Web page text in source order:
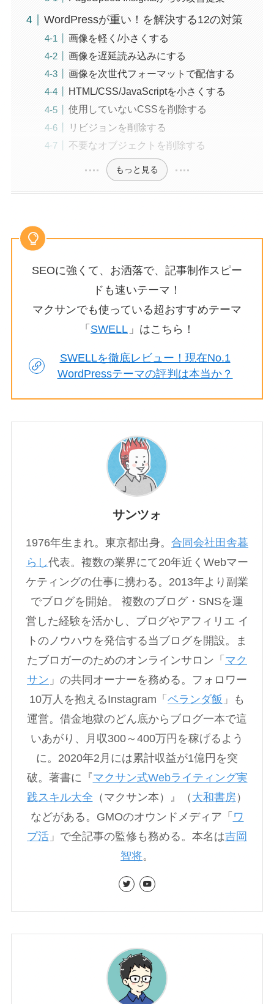
WordPressが重い！を解決する12の対策
画像を軽く/小さくする
画像を遅延読み込みにする
画像を次世代フォーマットで配信する
HTML/CSS/JavaScriptを小さくする
使用していないCSSを削除する
リビジョンを削除する
不要なオブジェクトを削除する
もっと見る
SEOに強くて、お洒落で、記事制作スピー
ドも速いテーマ！
マクサンでも使っている超おすすめテーマ
「 SWELL 」はこちら！
SWELLを徹底レビュー！現在No.1
WordPressテーマの評判は本当か？
サンツォ
1976年生まれ。東京都出身。 合同会社田舎暮
らし代表。複数の業界にて20年近くWebマー
ケティングの仕事に携わる。2013年より副業
でブログを開始。 複数のブログ・SNSを運
営した経験を活かし、ブログやアフィリエ イ
トのノウハウを発信する当ブログを開設。ま
たブロガーのためのオンラインサロン「 マク
サン 」の共同オーナーを務める。フォロワー
10万人を抱えるInstagram「 ベランダ飯 」も
運営。借金地獄のどん底からブログ一本で這
いあがり、月収300～400万円を稼げるよう
に。2020年2月には累計収益が1億円を突
破。著書に『マクサン式Webライティング実
践スキル大全 （マクサン本）』（ 大和書房）
などがある。GMOのオウンドメディア「 ワ
プ活 」で全記事の監修も務める。本名は吉岡
智将。